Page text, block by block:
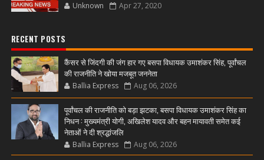
Unknown Apr 27, 2020
RECENT POSTS
कैंसर से जिंदगी की जंग हार गए बसपा विधायक उमाशंकर सिंह, पूर्वांचल
की राजनीति ने खोया मजबूत जननेता
Ballia Express Aug 06, 2026
पूर्वांचल की राजनीति को बड़ा झटका, बसपा विधायक उमाशंकर सिंह का
निधन : मुख्यमंत्री योगी, अखिलेश यादव और बहन मायावती समेत कई
नेताओं ने दी श्रद्धांजलि
Ballia Express Aug 06, 2026